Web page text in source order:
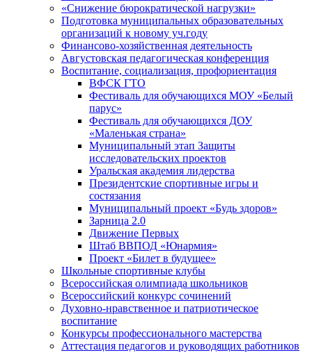
«Снижение бюрократической нагрузки»
Подготовка муниципальных образовательных
организаций к новому уч.году
Финансово-хозяйственная деятельность
Августовская педагогическая конференция
Воспитание, социализация, профориентация
ВФСК ГТО
Фестиваль для обучающихся МОУ «Белый
парус»
Фестиваль для обучающихся ДОУ
«Маленькая страна»
Муниципальный этап Защиты
исследовательских проектов
Уральская академия лидерства
Президентские спортивные игры и
состязания
Муниципальный проект «Будь здоров»
Зарница 2.0
Движение Первых
Штаб ВВПОД «Юнармия»
Проект «Билет в будущее»
Школьные спортивные клубы
Всероссийская олимпиада школьников
Всероссийский конкурс сочинений
Духовно-нравственное и патриотическое
воспитание
Конкурсы профессионального мастерства
Аттестация педагогов и руководящих работников